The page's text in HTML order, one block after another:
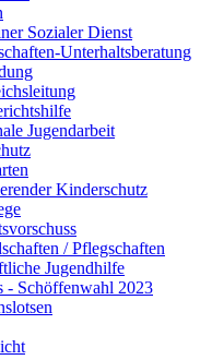
Sozialer Dienst
Unterhaltsberatung
Jugendarbeit
Kinderschutz
/ Pflegschaften
Jugendhilfe
- Schöffenwahl 2023